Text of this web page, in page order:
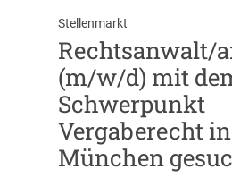
Stellenmarkt
Rechtsanwalt/
(m/w/d) mit
Schwerpunkt
Vergaberecht in
München